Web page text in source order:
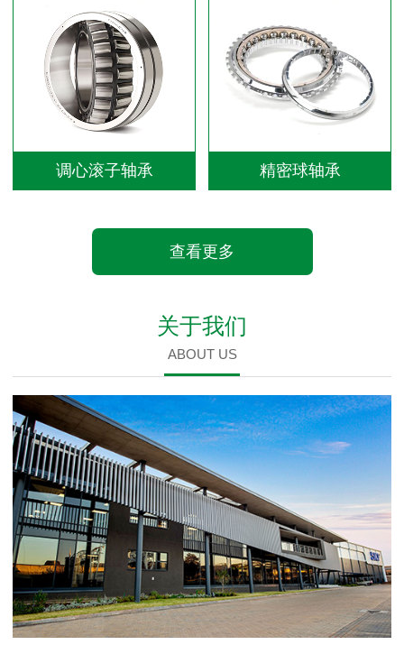
调心滚子轴承 精密球轴承
查看更多
关于我们
ABOUT US